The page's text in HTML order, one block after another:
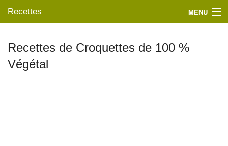
Recettes MENU
Mes blogs préférés
Recettes de Croquettes de 100 %
Végétal